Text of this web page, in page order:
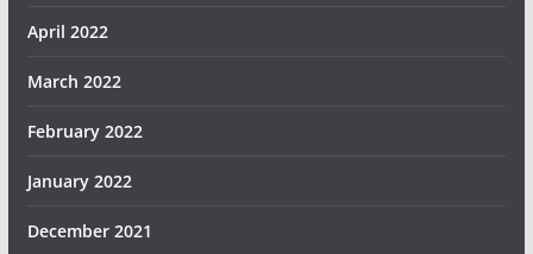
April 2022
March 2022
February 2022
January 2022
December 2021